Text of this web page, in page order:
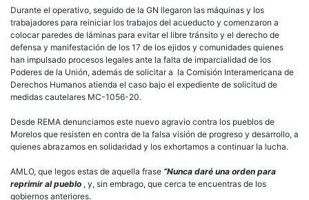
Durante el operativo, seguido de la GN llegaron las máquinas y los
trabajadores para reiniciar los trabajos del acueducto y comenzaron a
colocar paredes de láminas para evitar el libre tránsito y el derecho de
defensa y manifestación de los 17 de los ejidos y comunidades quienes
han impulsado procesos legales ante la falta de imparcialidad de los
Poderes de la Unión, además de solicitar a la Comisión Interamericana de
Derechos Humanos atienda el caso bajo el expediente de solicitud de
medidas cautelares MC-1056-20.
Desde REMA denunciamos este nuevo agravio contra los pueblos de
Morelos que resisten en contra de la falsa visión de progreso y desarrollo, a
quienes abrazamos en solidaridad y los exhortamos a continuar la lucha.
AMLO, que legos estas de aquella frase “Nunca daré una orden para
reprimir al pueblo , y, sin embrago, que cerca te encuentras de los
gobiernos anteriores.